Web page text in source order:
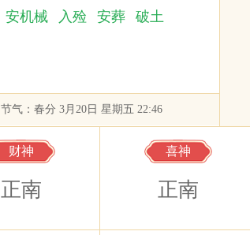
安机械 入殓 安葬 破土
节气：春分 3月20日 星期五 22:46
财神
正南
喜神
正南